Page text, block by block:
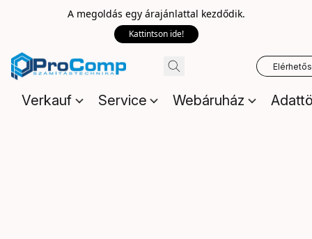
A megoldás egy árajánlattal kezdődik.
Kattintson ide!
Verkauf Service Webáruház